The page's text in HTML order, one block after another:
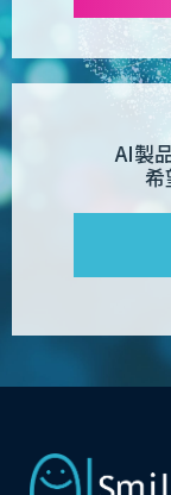
AI製
希